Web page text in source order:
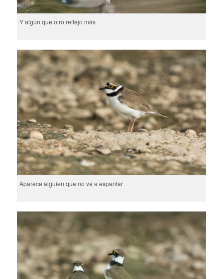
Y algún que otro reflejo más
Aparece alguien que no va a espantar